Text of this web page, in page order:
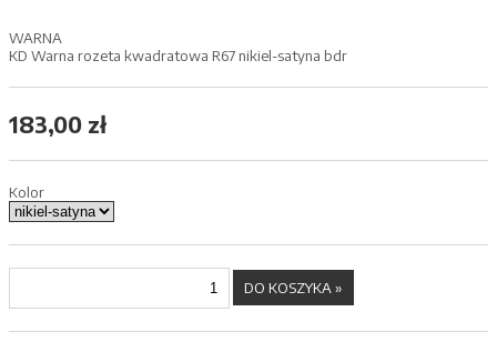
WARNA
KD Warna rozeta kwadratowa R67 nikiel-satyna bdr
183,00 zł
Kolor